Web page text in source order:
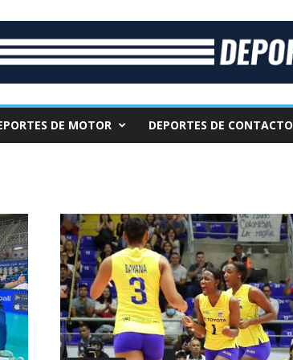
DE MOTOR DEPORTES DE CONTACTO